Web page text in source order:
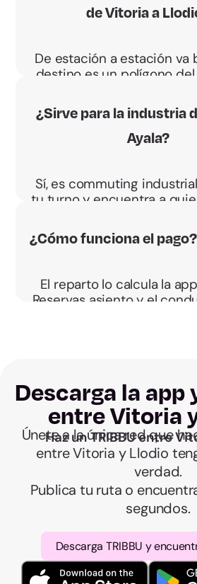
de Vitoria a
De estación a estación va
destino es un polígono del
hora.
¿Sirve para la industria
Ayala?
Sí, es commuting
tu turno y encuentra a
¿Cómo funciona el pago?
El reparto lo calcula la
Reservas asiento y el
Descarga la app
entre Vitoria
Haz un TRIBBU entre
Únete a la única red que
entre Vitoria y Llodio
verdad.
Publica tu ruta o
segundos.
Descarga TRIBBU y